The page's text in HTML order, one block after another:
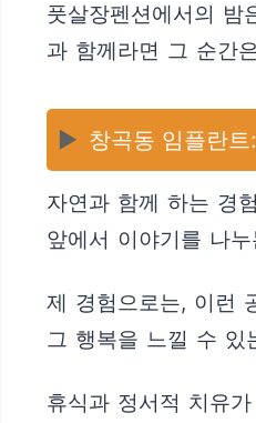
풋살장펜션에서의
과 함께라면 그 순간
▶️ 창곡동 임플란
자연과 함께 하는 경
앞에서 이야기를 나
제 경험으로는, 이런
그 행복을 느낄 수 있
휴식과 정서적 치유